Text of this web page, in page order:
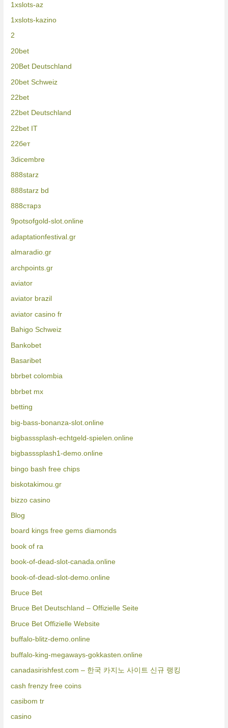
1xslots-az
1xslots-kazino
2
20bet
20Bet Deutschland
20bet Schweiz
22bet
22bet Deutschland
22bet IT
22бет
3dicembre
888starz
888starz bd
888старз
9potsofgold-slot.online
adaptationfestival.gr
almaradio.gr
archpoints.gr
aviator
aviator brazil
aviator casino fr
Bahigo Schweiz
Bankobet
Basaribet
bbrbet colombia
bbrbet mx
betting
big-bass-bonanza-slot.online
bigbasssplash-echtgeld-spielen.online
bigbasssplash1-demo.online
bingo bash free chips
biskotakimou.gr
bizzo casino
Blog
board kings free gems diamonds
book of ra
book-of-dead-slot-canada.online
book-of-dead-slot-demo.online
Bruce Bet
Bruce Bet Deutschland – Offizielle Seite
Bruce Bet Offizielle Website
buffalo-blitz-demo.online
buffalo-king-megaways-gokkasten.online
canadasirishfest.com – 한국 카지노 사이트 신규 랭킹
cash frenzy free coins
casibom tr
casino